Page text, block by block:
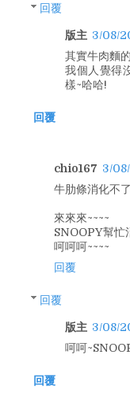
回覆
版主 3/08/
其實牛肉麵
我個人覺得
樣~哈哈!
回覆
chio167 3/
牛肋條消化不
來來來~~~~
SNOOPY幫忙
呵呵呵~~~~
回覆
回覆
版主 3/08/
呵呵
回覆